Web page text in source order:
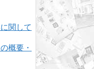
概要・